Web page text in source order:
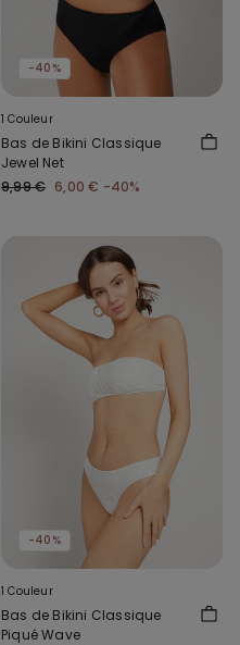
-40%
1 Couleur
Bas de Bikini Classique
Jewel Net
9,99 € 6,00 € -40%
-40%
1 Couleur
Bas de Bikini Classique
Piqué Wave